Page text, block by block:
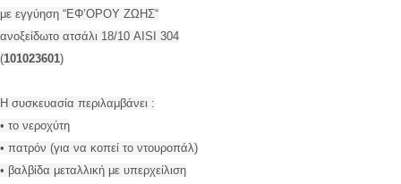
με εγγύηση “ΕΦ’ΟΡΟΥ ΖΩΗΣ“
ανοξείδωτο ατσάλι 18/10 AISI 304
(101023601)
Η συσκευασία περιλαμβάνει :
• το νεροχύτη
• πατρόν (για να κοπεί το ντουροπάλ)
• βαλβίδα μεταλλική με υπερχείλιση